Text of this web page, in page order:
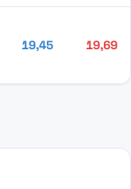
19,45 19,69